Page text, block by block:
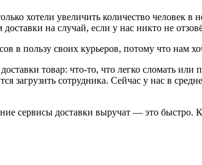
хотели увеличить количество человек
на случай, если у нас никто не
в пользу своих курьеров, потому что нам
товар: что-то, что легко сломать
загрузить сотрудника. Сейчас у нас в
сервисы доставки выручат — это быстро.